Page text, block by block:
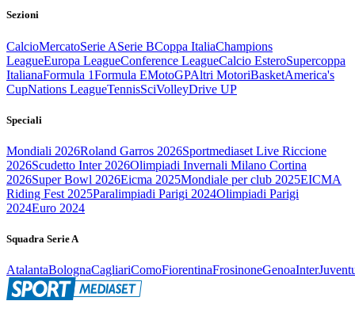
Sezioni
CalcioMercatoSerie ASerie BCoppa ItaliaChampions
LeagueEuropa LeagueConference LeagueCalcio EsteroSupercoppa
ItalianaFormula 1Formula EMotoGPAltri MotoriBasketAmerica's
CupNations LeagueTennisSciVolleyDrive UP
Speciali
Mondiali 2026Roland Garros 2026Sportmediaset Live Riccione
2026Scudetto Inter 2026Olimpiadi Invernali Milano Cortina
2026Super Bowl 2026Eicma 2025Mondiale per club 2025EICMA
Riding Fest 2025Paralimpiadi Parigi 2024Olimpiadi Parigi
2024Euro 2024
Squadra Serie A
AtalantaBolognaCagliariComoFiorentinaFrosinoneGenoaInter